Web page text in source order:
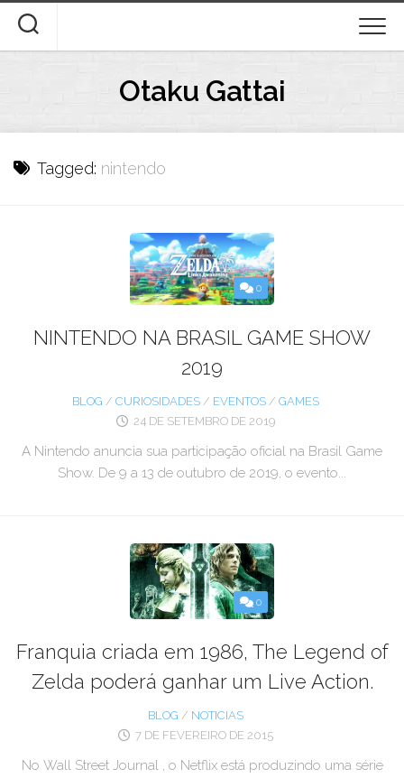
content
Otaku Gattai
Tagged: nintendo
0
NINTENDO NA BRASIL GAME SHOW
2019
BLOG / CURIOSIDADES / EVENTOS / GAMES
24 DE SETEMBRO DE 2019
A Nintendo anuncia sua participação oficial na Brasil Game
Show. De 9 a 13 de outubro de 2019, o evento...
0
Franquia criada em 1986, The Legend of
Zelda poderá ganhar um Live Action.
BLOG / NOTICIAS
7 DE FEVEREIRO DE 2015
No Wall Street Journal , o Netflix está produzindo uma série